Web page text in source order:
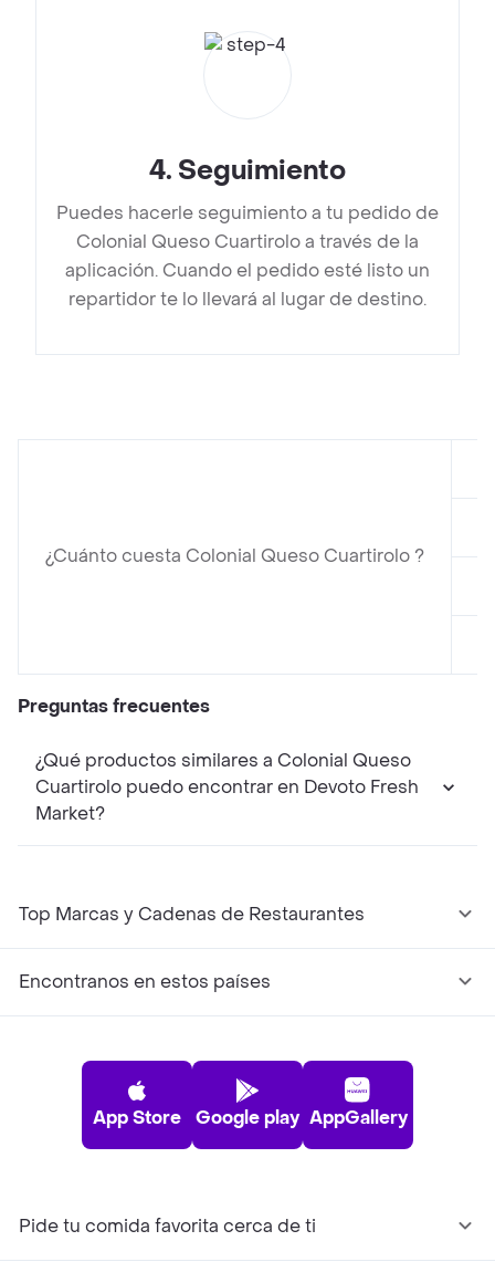
4. Seguimiento
Puedes hacerle seguimiento a tu pedido de
Colonial Queso Cuartirolo a través de la
aplicación. Cuando el pedido esté listo un
repartidor te lo llevará al lugar de destino.
¿Cuánto cuesta Colonial Queso Cuartirolo ?
Preguntas frecuentes
¿Qué productos similares a Colonial Queso
Cuartirolo puedo encontrar en Devoto Fresh
Market?
Top Marcas y Cadenas de Restaurantes
Encontranos en estos países
App Store Google play AppGallery
Pide tu comida favorita cerca de ti